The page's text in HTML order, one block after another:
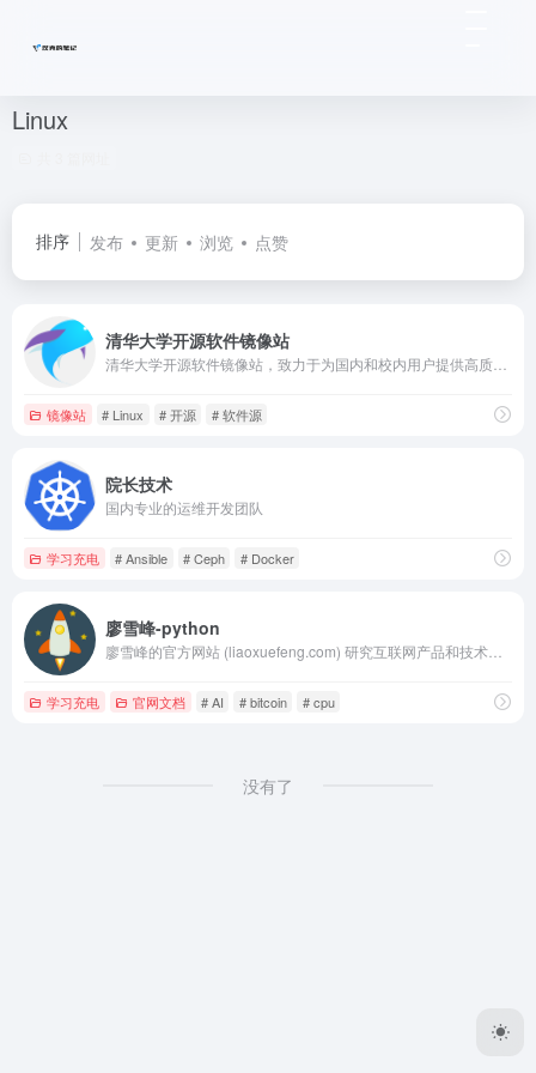
Linux
排序 发布 更新 浏览 点赞
清华大学开源软件镜像站
镜像站 # Linux # 开源 # 软件源
院长技术
国内专业的运维开发团队
学习充电 # Ansible # Ceph # Docker
廖雪峰-python
学习充电 官网文档 # AI # bitcoin # cpu
没有了